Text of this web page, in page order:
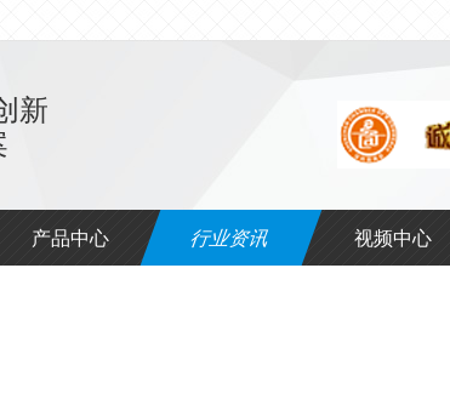
新
产品中心 行业资讯 视频中心